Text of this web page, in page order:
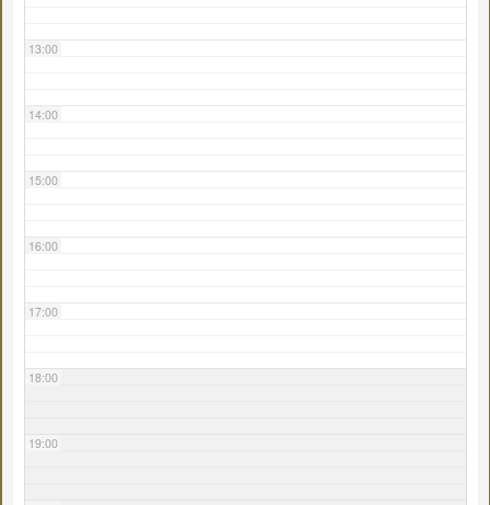
13:00
14:00
15:00
16:00
17:00
18:00
19:00